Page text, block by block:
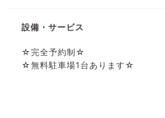
設備・サービス
☆完全予約制☆
☆無料駐車場1台あります☆